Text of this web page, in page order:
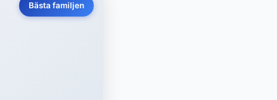
Bästa familjen